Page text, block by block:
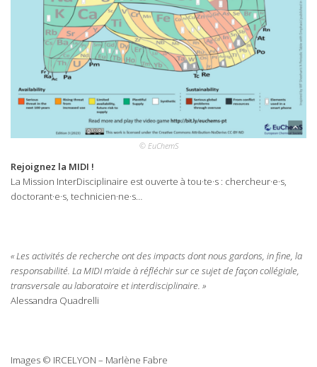
© EuChemS
Rejoignez la MIDI !
La Mission InterDisciplinaire est ouverte à tou·te·s : chercheur·e·s,
doctorant·e·s, technicien·ne·s…
« Les activités de recherche ont des impacts dont nous gardons, in fine, la
responsabilité. La MIDI m’aide à réfléchir sur ce sujet de façon collégiale,
transversale au laboratoire et interdisciplinaire. »
Alessandra Quadrelli
Images © IRCELYON – Marlène Fabre